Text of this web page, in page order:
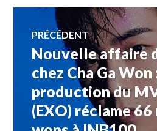
Navigation
de
l’article
PRÉCÉDENT
Article
précédent :
Nouvelle affaire
chez Cha Ga Won
production du
(EXO) réclame